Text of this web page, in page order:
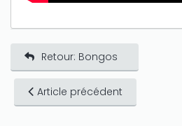
Retour: Bongos
Article précédent